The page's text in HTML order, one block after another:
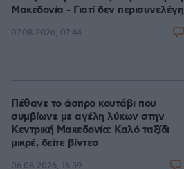
Μακεδονία - Γιατί δεν περισυνελέγη
07.08.2026, 07:44
Πέθανε το άσπρο κουτάβι που
συμβίωνε με αγέλη λύκων στην
Κεντρική Μακεδονία: Καλό ταξίδι
μικρέ, δείτε βίντεο
06.08.2026, 16:39